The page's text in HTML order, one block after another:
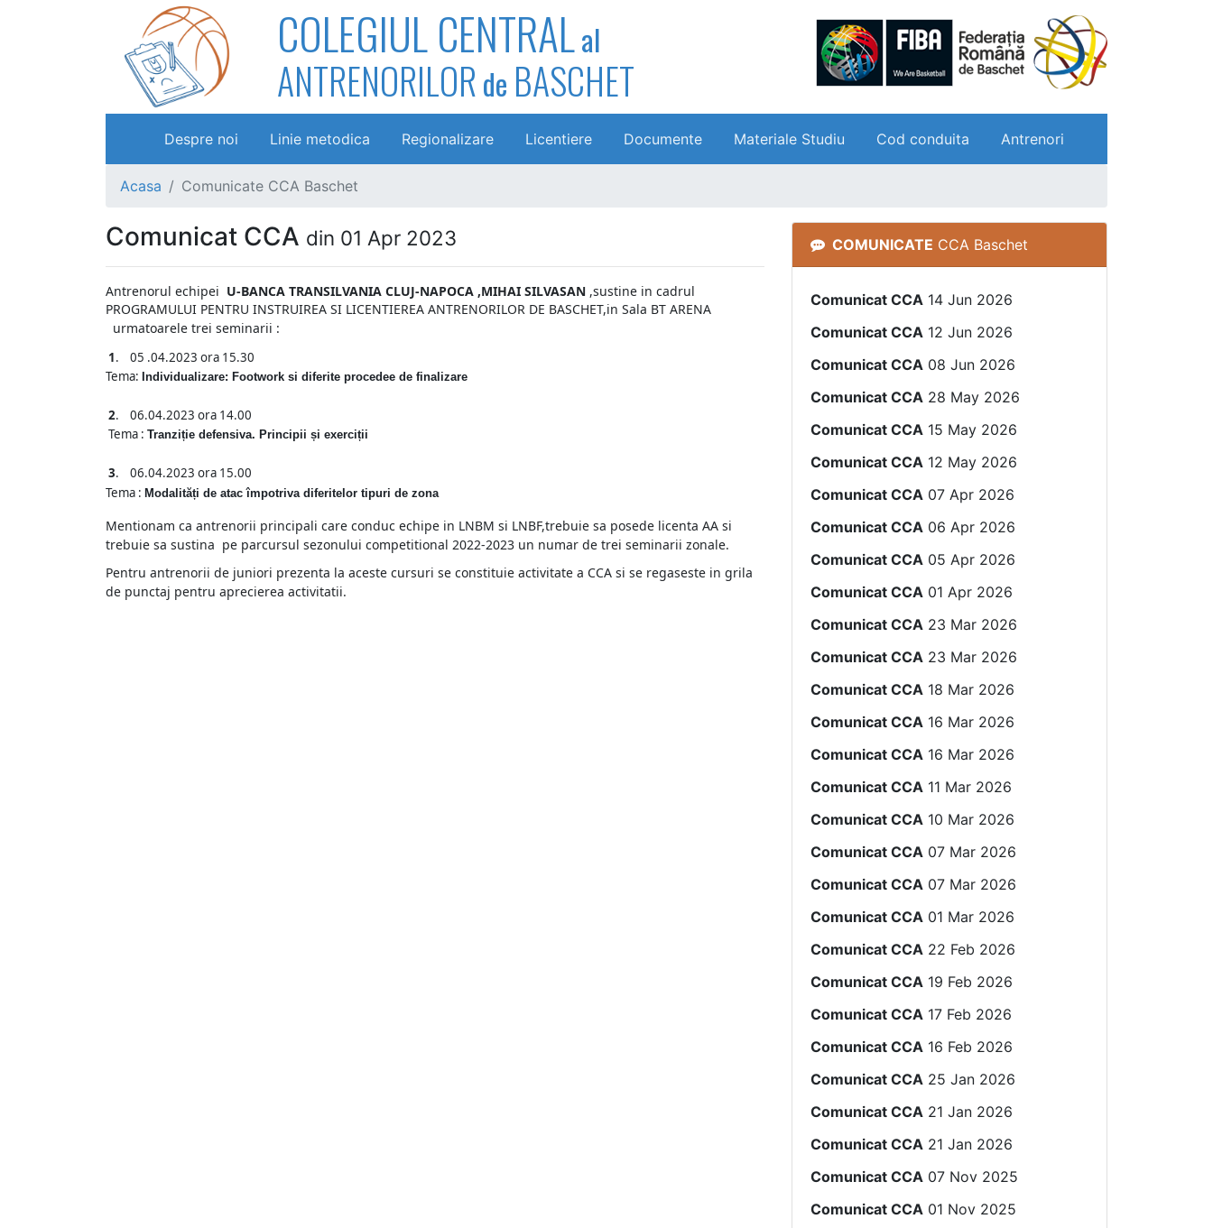
COLEGIUL CENTRALal
ANTRENORILORde BASCHET
Despre noi Linie metodica Regionalizare Licentiere Documente Materiale Studiu Cod conduita Antrenori
Acasa Comunicate CCA Baschet
Comunicat CCA din 01 Apr 2023
Antrenorul echipei U-BANCA TRANSILVANIA CLUJ-NAPOCA ,MIHAI SILVASAN ,sustine in cadrul
PROGRAMULUI PENTRU INSTRUIREA SI LICENTIEREA ANTRENORILOR DE BASCHET,in Sala BT ARENA
urmatoarele trei seminarii :
1. 05 .04.2023 ora 15.30
Tema: Individualizare: Footwork si diferite procedee de finalizare
2. 06.04.2023 ora 14.00
Tema : Tranziție defensiva. Principii și exerciții
3. 06.04.2023 ora 15.00
Tema : Modalități de atac împotriva diferitelor tipuri de zona
Mentionam ca antrenorii principali care conduc echipe in LNBM si LNBF,trebuie sa posede licenta AA si
trebuie sa sustina pe parcursul sezonului competitional 2022-2023 un numar de trei seminarii zonale.
Pentru antrenorii de juniori prezenta la aceste cursuri se constituie activitate a CCA si se regaseste in grila
de punctaj pentru aprecierea activitatii.
COMUNICATE CCA Baschet
Comunicat CCA 14 Jun 2026
Comunicat CCA 12 Jun 2026
Comunicat CCA 08 Jun 2026
Comunicat CCA 28 May 2026
Comunicat CCA 15 May 2026
Comunicat CCA 12 May 2026
Comunicat CCA 07 Apr 2026
Comunicat CCA 06 Apr 2026
Comunicat CCA 05 Apr 2026
Comunicat CCA 01 Apr 2026
Comunicat CCA 23 Mar 2026
Comunicat CCA 23 Mar 2026
Comunicat CCA 18 Mar 2026
Comunicat CCA 16 Mar 2026
Comunicat CCA 16 Mar 2026
Comunicat CCA 11 Mar 2026
Comunicat CCA 10 Mar 2026
Comunicat CCA 07 Mar 2026
Comunicat CCA 07 Mar 2026
Comunicat CCA 01 Mar 2026
Comunicat CCA 22 Feb 2026
Comunicat CCA 19 Feb 2026
Comunicat CCA 17 Feb 2026
Comunicat CCA 16 Feb 2026
Comunicat CCA 25 Jan 2026
Comunicat CCA 21 Jan 2026
Comunicat CCA 21 Jan 2026
Comunicat CCA 07 Nov 2025
Comunicat CCA 01 Nov 2025